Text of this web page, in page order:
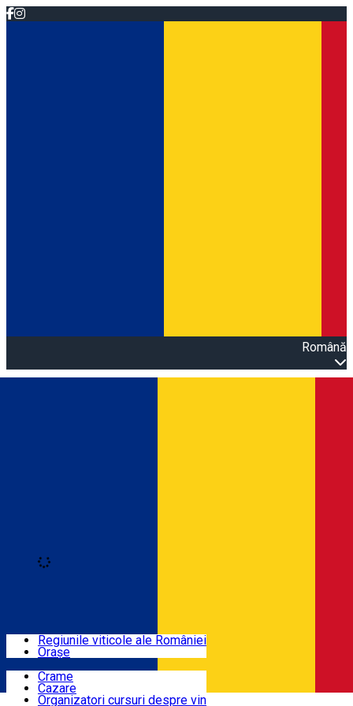
Română
Locuri cu vin
Rute
Regiunile viticole ale României
Orașe
Crame
Cazare
Organizatori cursuri despre vin